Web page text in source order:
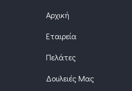
Αρχική
Εταιρεία
Πελάτες
Δουλειές Μας